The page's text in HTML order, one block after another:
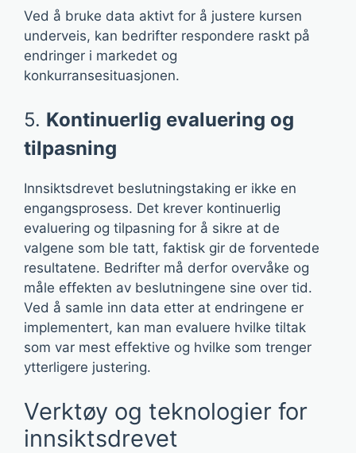
Ved å bruke data aktivt for å justere kursen
underveis, kan bedrifter respondere raskt på
endringer i markedet og
konkurransesituasjonen.
5. Kontinuerlig evaluering og
tilpasning
Innsiktsdrevet beslutningstaking er ikke en
engangsprosess. Det krever kontinuerlig
evaluering og tilpasning for å sikre at de
valgene som ble tatt, faktisk gir de forventede
resultatene. Bedrifter må derfor overvåke og
måle effekten av beslutningene sine over tid.
Ved å samle inn data etter at endringene er
implementert, kan man evaluere hvilke tiltak
som var mest effektive og hvilke som trenger
ytterligere justering.
Verktøy og teknologier for
innsiktsdrevet